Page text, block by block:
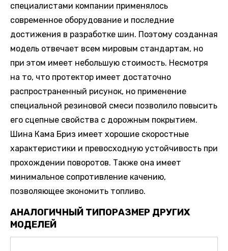
специалистами компании применялось
современное оборудование и последние
достижения в разработке шин. Поэтому созданная
модель отвечает всем мировым стандартам, но
при этом имеет небольшую стоимость. Несмотря
на то, что протектор имеет достаточно
распространенный рисунок, но применение
специальной резиновой смеси позволило повысить
его сцепные свойства с дорожным покрытием.
Шина Кама Бриз имеет хорошие скоростные
характеристики и превосходную устойчивость при
прохождении поворотов. Также она имеет
минимальное сопротивление качению,
позволяющее экономить топливо.
АНАЛОГИЧНЫЙ ТИПОРАЗМЕР ДРУГИХ
МОДЕЛЕЙ